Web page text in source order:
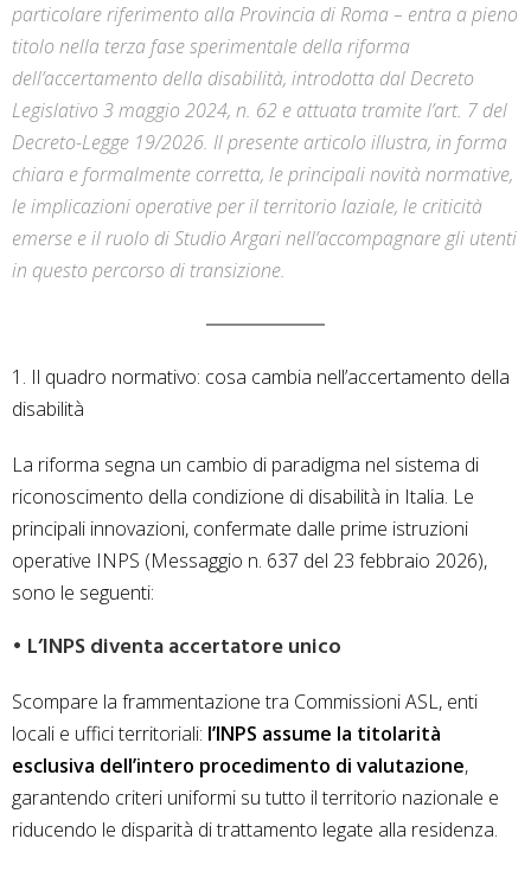
particolare riferimento alla Provincia di Roma – entra a pieno
titolo nella terza fase sperimentale della riforma
dell’accertamento della disabilità, introdotta dal Decreto
Legislativo 3 maggio 2024, n. 62 e attuata tramite l’art. 7 del
Decreto-Legge 19/2026. Il presente articolo illustra, in forma
chiara e formalmente corretta, le principali novità normative,
le implicazioni operative per il territorio laziale, le criticità
emerse e il ruolo di Studio Argari nell’accompagnare gli utenti
in questo percorso di transizione.
1. Il quadro normativo: cosa cambia nell’accertamento della
disabilità
La riforma segna un cambio di paradigma nel sistema di
riconoscimento della condizione di disabilità in Italia. Le
principali innovazioni, confermate dalle prime istruzioni
operative INPS (Messaggio n. 637 del 23 febbraio 2026),
sono le seguenti:
• L’INPS diventa accertatore unico
Scompare la frammentazione tra Commissioni ASL, enti
locali e uffici territoriali: l’INPS assume la titolarità
esclusiva dell’intero procedimento di valutazione,
garantendo criteri uniformi su tutto il territorio nazionale e
riducendo le disparità di trattamento legate alla residenza.